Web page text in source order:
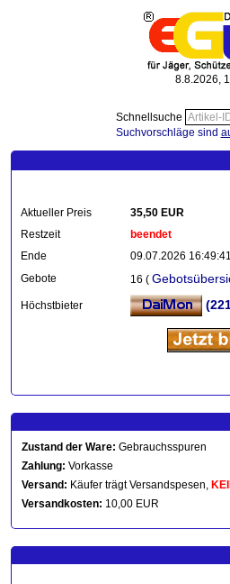
8.8.2026,
Schnellsuche
Suchvorschläge sind
Aktueller Preis
35,50 EUR
Restzeit
beendet
Ende
09.07.2026
Gebote
16 (
Höchstbieter
Zustand der Ware: Gebrauchsspuren
Zahlung: Vorkasse
Versand: Käufer trägt Versandspesen,
Versandkosten: 10,00 EUR